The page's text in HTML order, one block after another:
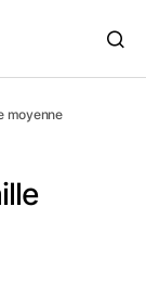
moyenne